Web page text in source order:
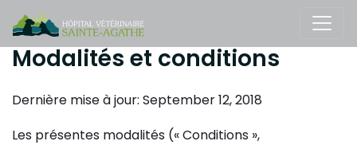
Modalités et conditions
Dernière mise à jour: September 12, 2018
Les présentes modalités (« Conditions »,